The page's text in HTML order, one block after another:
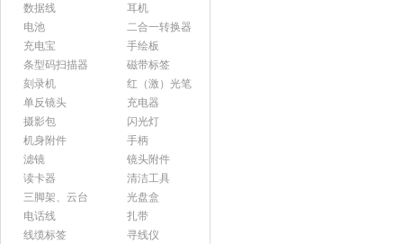
数据线
耳机
电池
二合一转换器
充电宝
手绘板
条型码扫描器
磁带标签
刻录机
红（激）光笔
单反镜头
充电器
摄影包
闪光灯
机身附件
手柄
滤镜
镜头附件
读卡器
清洁工具
三脚架、云台
光盘盒
电话线
扎带
线缆标签
寻线仪